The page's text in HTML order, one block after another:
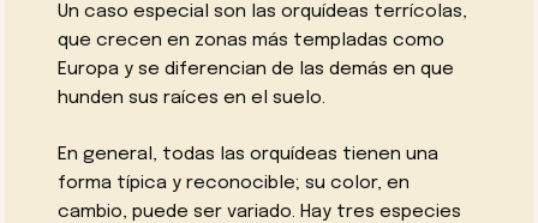
Un caso especial son las orquídeas terrícolas,
que crecen en zonas más templadas como
Europa y se diferencian de las demás en que
hunden sus raíces en el suelo.
En general, todas las orquídeas tienen una
forma típica y reconocible; su color, en
cambio, puede ser variado. Hay tres especies